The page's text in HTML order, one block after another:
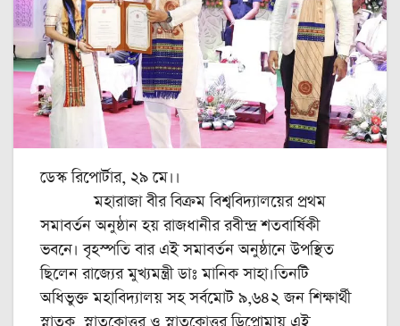
ডেস্ক রিপোর্টার, ২৯ মে।।
মহারাজা বীর বিক্রম বিশ্ববিদ্যালয়ের প্রথম
সমাবর্তন অনুষ্ঠান হয় রাজধানীর রবীন্দ্র শতবার্ষিকী
ভবনে। বৃহস্পতি বার এই সমাবর্তন অনুষ্ঠানে উপস্থিত
ছিলেন রাজ্যের মুখ্যমন্ত্রী ডাঃ মানিক সাহা।তিনটি
অধিভুক্ত মহাবিদ্যালয় সহ সর্বমোট ৯,৬৪২ জন শিক্ষার্থী